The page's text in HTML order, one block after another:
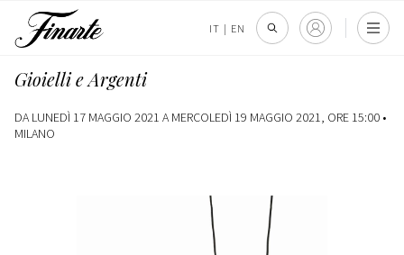
IT | EN
Gioielli e Argenti
DA LUNEDÌ 17 MAGGIO 2021 A MERCOLEDÌ 19 MAGGIO 2021, ORE 15:00 •
MILANO